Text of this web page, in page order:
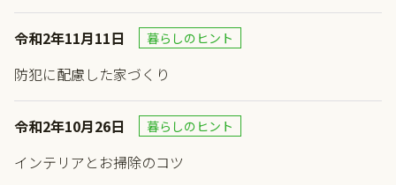
令和2年11月11日 暮らしのヒント
防犯に配慮した家づくり
令和2年10月26日 暮らしのヒント
インテリアとお掃除のコツ